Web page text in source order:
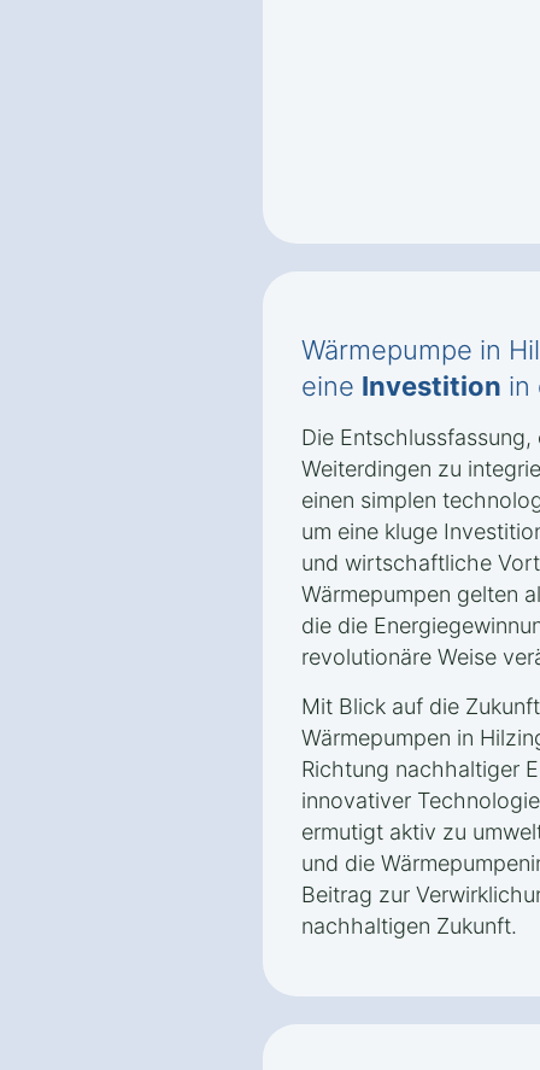
Wärmepumpe in
eine Investition in
Die
Weiterdingen zu
einen simplen
um eine kluge
und wirtschaftliche
Wärmepumpen gelten
die die
revolutionäre Weise
Mit Blick auf die
Wärmepumpen in
Richtung nachhaltiger
innovativer
ermutigt aktiv zu
und die
Beitrag zur
nachhaltigen Zukunft.